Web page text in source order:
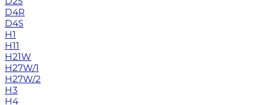
D4R
D4S
H1
H11
H21W
H27W/1
H27W/2
H3
H4